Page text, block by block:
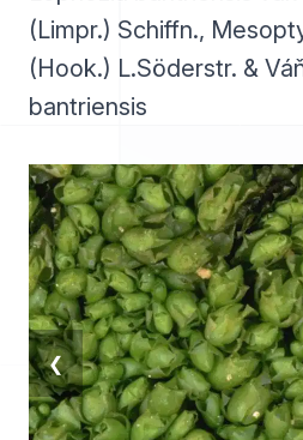
(Limpr.) Schiffn.,
(Hook.) L.Söderstr. &
bantriensis
❮